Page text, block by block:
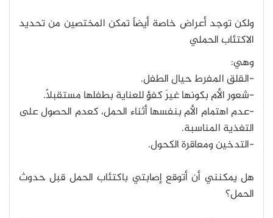
ولكن توجد أعراض خاصة أيضاً تمكن المختصين من تحديد
الاكتئاب الحملي
وهي:
-القلق المفرط حيال الطفل.
-شعور الأم بكونها غيرَ كفؤٍ للعناية بطفلها مستقبلاً.
-عدم اهتمام الأم بنفسها أثناء الحمل، كعدم الحصول على
التغذية المناسبة.
-التدخين ومعاقرة الكحول.
هل يمكنني أن أتوقع إصابتي باكتئاب الحمل قبل حدوث
الحمل؟